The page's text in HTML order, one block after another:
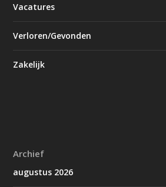
Vacatures
Verloren/Gevonden
Zakelijk
Archief
augustus 2026